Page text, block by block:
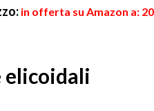
in offerta su Amazon a:
elicoidali